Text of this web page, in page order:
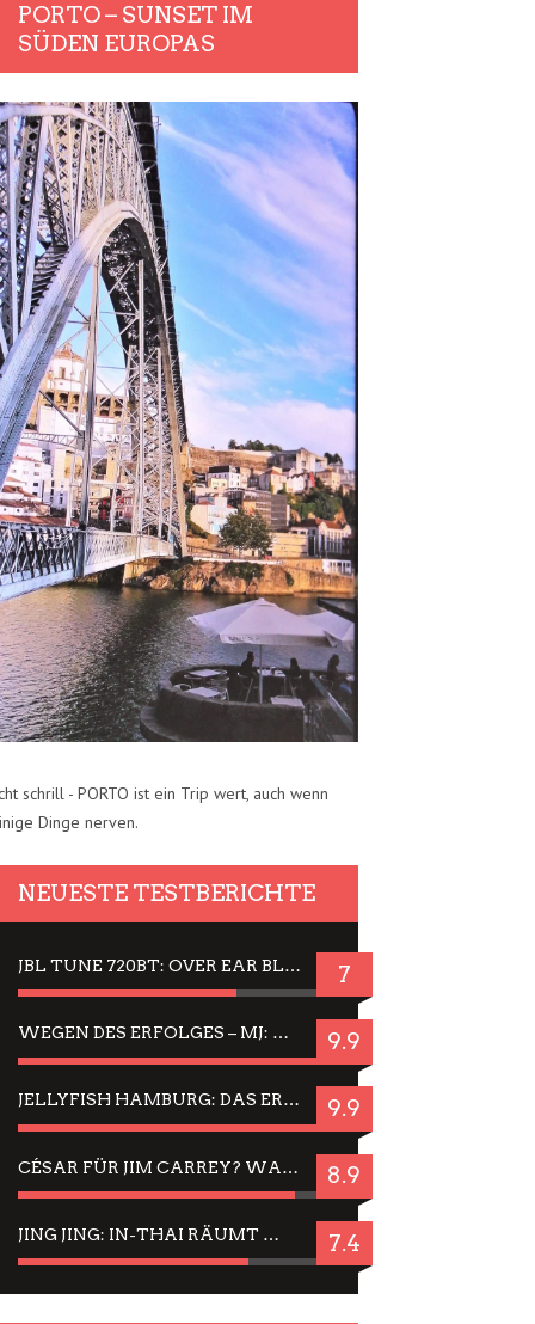
PORTO – SUNSET IM
SÜDEN EUROPAS
schrill - PORTO ist ein Trip wert, auch wenn
Dinge nerven.
NEUESTE TESTBERICHTE
JBL TUNE 720BT: OVER EAR BLUETOOTH KOPFHÖRER UM DIE 50,-€ IM DAUER-TEST 7
WEGEN DES ERFOLGES – MJ: MICHAEL JACKSON MUSICAL IN EINER MATINEE SEHEN 9.9
JELLYFISH HAMBURG: DAS ERFOLGREICHE SOMMER-MENÜ 2025 IN GEFÜHLEN UND BILDERN 9.9
CÉSAR FÜR JIM CARREY? WARUM DAS EINER DER NERVIGSTEN ACTORS IST UND BLEIBT 8.9
JING JING: IN-THAI RÄUMT WIEDER TITEL AB – EIN ZWEI-STUNDEN-ERLEBNISBERICHT 7.4